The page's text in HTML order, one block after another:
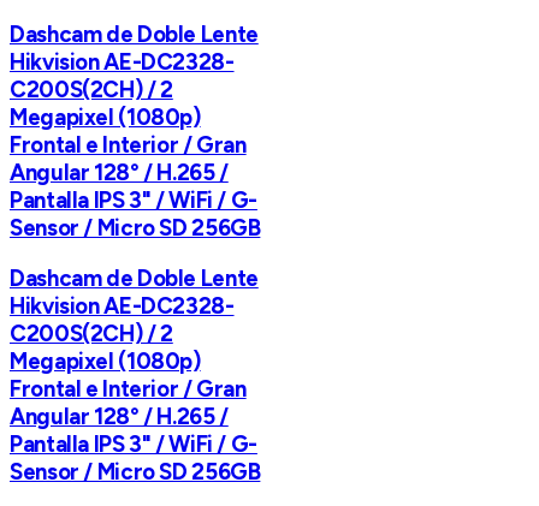
Dashcam de Doble Lente
Hikvision AE-DC2328-
C200S(2CH) / 2
Megapixel (1080p)
Frontal e Interior / Gran
Angular 128° / H.265 /
Pantalla IPS 3" / WiFi / G-
Sensor / Micro SD 256GB
Dashcam de Doble Lente
Hikvision AE-DC2328-
C200S(2CH) / 2
Megapixel (1080p)
Frontal e Interior / Gran
Angular 128° / H.265 /
Pantalla IPS 3" / WiFi / G-
Sensor / Micro SD 256GB